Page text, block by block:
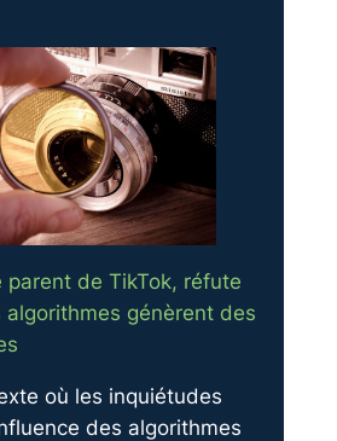
parent de TikTok, réfute
algorithmes génèrent des
où les inquiétudes
des algorithmes